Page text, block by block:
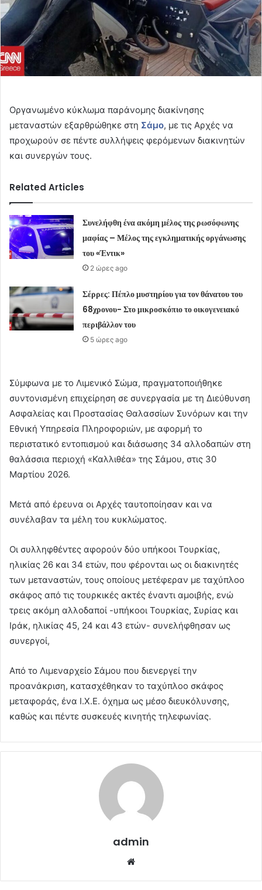
Οργανωμένο κύκλωμα παράνομης διακίνησης
μεταναστών εξαρθρώθηκε στη Σάμο, με τις Αρχές να
προχωρούν σε πέντε συλλήψεις φερόμενων διακινητών
και συνεργών τους.
Related Articles
Συνελήφθη ένα ακόμη μέλος της ρωσόφωνης
μαφίας – Μέλος της εγκληματικής οργάνωσης
του «Έντικ»
2 ώρες ago
Σέρρες: Πέπλο μυστηρίου για τον θάνατου του
68χρονου- Στο μικροσκόπιο το οικογενειακό
περιβάλλον του
5 ώρες ago
Σύμφωνα με το Λιμενικό Σώμα, πραγματοποιήθηκε
συντονισμένη επιχείρηση σε συνεργασία με τη Διεύθυνση
Ασφαλείας και Προστασίας Θαλασσίων Συνόρων και την
Εθνική Υπηρεσία Πληροφοριών, με αφορμή το
περιστατικό εντοπισμού και διάσωσης 34 αλλοδαπών στη
θαλάσσια περιοχή «Καλλιθέα» της Σάμου, στις 30
Μαρτίου 2026.
Μετά από έρευνα οι Αρχές ταυτοποίησαν και να
συνέλαβαν τα μέλη του κυκλώματος.
Οι συλληφθέντες αφορούν δύο υπήκοοι Τουρκίας,
ηλικίας 26 και 34 ετών, που φέρονται ως οι διακινητές
των μεταναστών, τους οποίους μετέφεραν με ταχύπλοο
σκάφος από τις τουρκικές ακτές έναντι αμοιβής, ενώ
τρεις ακόμη αλλοδαποί -υπήκοοι Τουρκίας, Συρίας και
Ιράκ, ηλικίας 45, 24 και 43 ετών- συνελήφθησαν ως
συνεργοί,
Από το Λιμεναρχείο Σάμου που διενεργεί την
προανάκριση, κατασχέθηκαν το ταχύπλοο σκάφος
μεταφοράς, ένα Ι.Χ.Ε. όχημα ως μέσο διευκόλυνσης,
καθώς και πέντε συσκευές κινητής τηλεφωνίας.
admin